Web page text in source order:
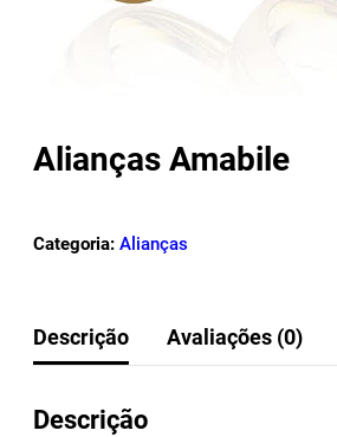
Alianças Amabile
Categoria: Alianças
Descrição Avaliações (0)
Descrição